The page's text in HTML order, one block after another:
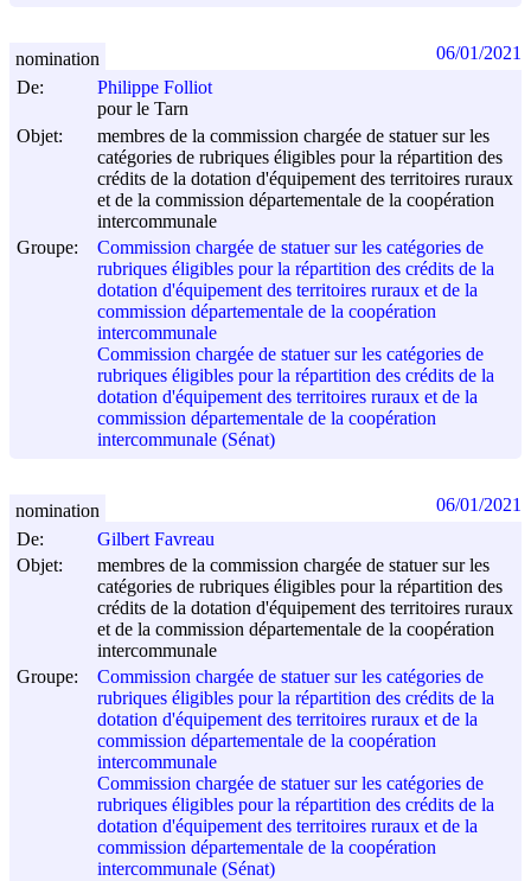
De:
Philippe Folliot
pour le Tarn
Objet:
membres de la commission chargée de statuer sur les
catégories de rubriques éligibles pour la répartition des
crédits de la dotation d'équipement des territoires ruraux
et de la commission départementale de la coopération
intercommunale
Groupe:
Commission chargée de statuer sur les catégories de
rubriques éligibles pour la répartition des crédits de la
dotation d'équipement des territoires ruraux et de la
commission départementale de la coopération
intercommunale
Commission chargée de statuer sur les catégories de
rubriques éligibles pour la répartition des crédits de la
dotation d'équipement des territoires ruraux et de la
commission départementale de la coopération
intercommunale (Sénat)
nomination 06/01/2021
De:
Gilbert Favreau
Objet:
membres de la commission chargée de statuer sur les
catégories de rubriques éligibles pour la répartition des
crédits de la dotation d'équipement des territoires ruraux
et de la commission départementale de la coopération
intercommunale
Groupe:
Commission chargée de statuer sur les catégories de
rubriques éligibles pour la répartition des crédits de la
dotation d'équipement des territoires ruraux et de la
commission départementale de la coopération
intercommunale
Commission chargée de statuer sur les catégories de
rubriques éligibles pour la répartition des crédits de la
dotation d'équipement des territoires ruraux et de la
commission départementale de la coopération
intercommunale (Sénat)
nomination 06/01/2021